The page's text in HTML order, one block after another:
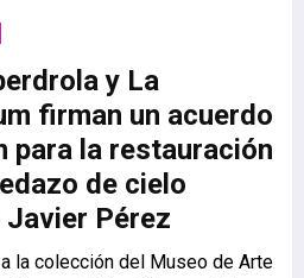
y La
firman un acuerdo
para la restauración
de cielo
Javier Pérez
la colección del Museo de Arte